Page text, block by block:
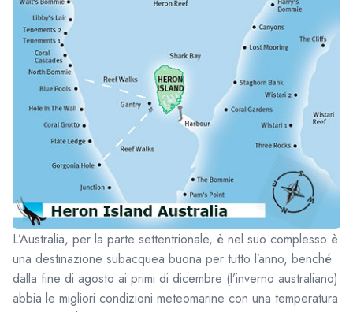
L’Australia, per la parte settentrionale, è nel suo complesso è
una destinazione subacquea buona per tutto l’anno, benché
dalla fine di agosto ai primi di dicembre (l’inverno australiano)
abbia le migliori condizioni meteomarine con una temperatura